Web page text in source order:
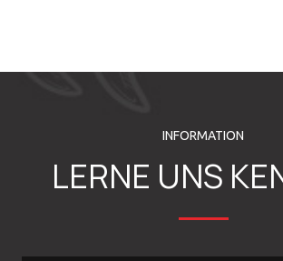
INFORMATION
LERNE UNS